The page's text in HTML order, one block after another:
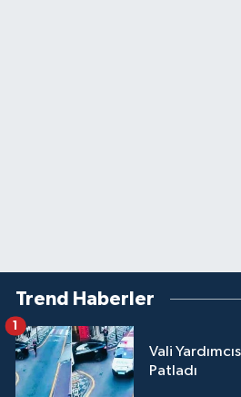
Trend Haberler
Vali
Patladı
1